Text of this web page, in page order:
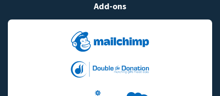
Add-ons